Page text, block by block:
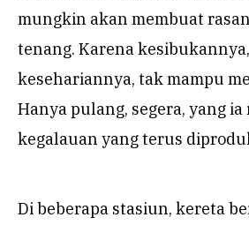
mungkin akan membuat
tenang. Karena
kesehariannya, tak mampu
Hanya pulang, segera, yang ia
kegalauan yang terus
Di beberapa stasiun, kereta